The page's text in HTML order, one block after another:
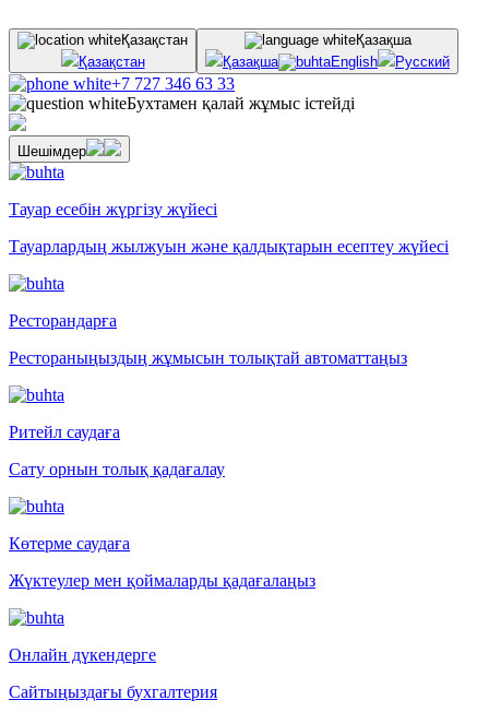
Қазақстан
Қазақстан
Қазақша
Қазақша
English Русский
+7 727 346 63 33
Бухтамен қалай жұмыс істейді
Шешімдер
Тауар есебін жүргізу жүйесі
Тауарлардың жылжуын және қалдықтарын есептеу жүйесі
Ресторандарға
Рестораныңыздың жұмысын толықтай автоматтаңыз
Ритейл саудаға
Сату орнын толық қадағалау
Көтерме саудаға
Жүктеулер мен қоймаларды қадағалаңыз
Онлайн дүкендерге
Сайтыңыздағы бухгалтерия